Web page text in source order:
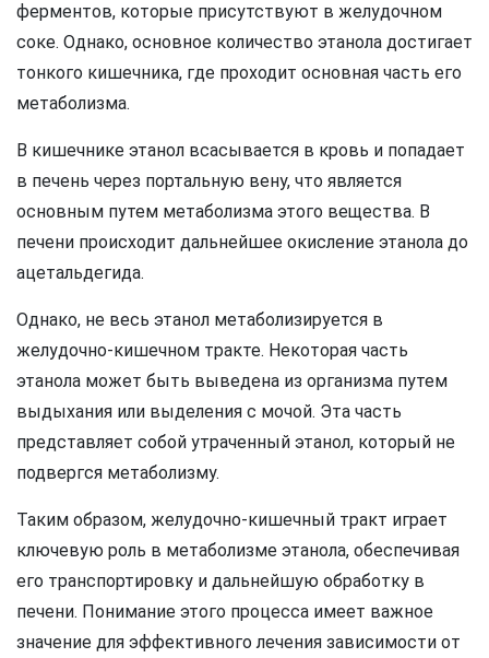
ферментов, которые присутствуют в желудочном
соке. Однако, основное количество этанола достигает
тонкого кишечника, где проходит основная часть его
метаболизма.
В кишечнике этанол всасывается в кровь и попадает
в печень через портальную вену, что является
основным путем метаболизма этого вещества. В
печени происходит дальнейшее окисление этанола до
ацетальдегида.
Однако, не весь этанол метаболизируется в
желудочно-кишечном тракте. Некоторая часть
этанола может быть выведена из организма путем
выдыхания или выделения с мочой. Эта часть
представляет собой утраченный этанол, который не
подвергся метаболизму.
Таким образом, желудочно-кишечный тракт играет
ключевую роль в метаболизме этанола, обеспечивая
его транспортировку и дальнейшую обработку в
печени. Понимание этого процесса имеет важное
значение для эффективного лечения зависимости от